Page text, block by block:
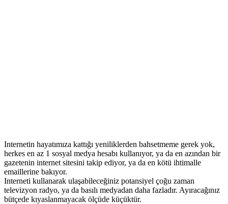
Internetin hayatımıza kattığı yeniliklerden bahsetmeme gerek yok,
herkes en az 1 sosyal medya hesabı kullanıyor, ya da en azından bir
gazetenin internet sitesini takip ediyor, ya da en kötü ihtimalle
emaillerine bakıyor.
Interneti kullanarak ulaşabileceğiniz potansiyel çoğu zaman
televizyon radyo, ya da basılı medyadan daha fazladır. Ayıracağınız
bütçede kıyaslanmayacak ölçüde küçüktür.